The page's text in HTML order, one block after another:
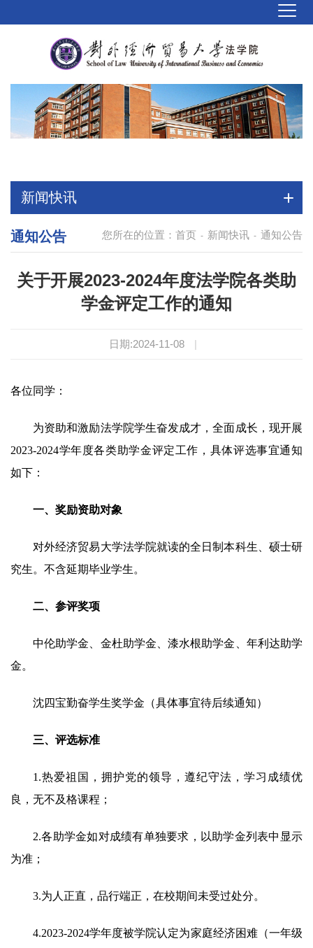
新闻快讯
您所在的位置： 首页 - 新闻快讯 - 通知公告
通知公告
关于开展2023-2024年度法学院各类助
学金评定工作的通知
日期:2024-11-08 |
各位同学：
为资助和激励法学院学生奋发成才，全面成长，现开展
2023-2024学年度各类助学金评定工作，具体评选事宜通知
如下：
一、奖励资助对象
对外经济贸易大学法学院就读的全日制本科生、硕士研
究生。不含延期毕业学生。
二、参评奖项
中伦助学金、金杜助学金、漆水根助学金、年利达助学
金。
沈四宝勤奋学生奖学金（具体事宜待后续通知）
三、评选标准
1.热爱祖国，拥护党的领导，遵纪守法，学习成绩优
良，无不及格课程；
2.各助学金如对成绩有单独要求，以助学金列表中显示
为准；
3.为人正直，品行端正，在校期间未受过处分。
4.2023-2024学年度被学院认定为家庭经济困难（一年级